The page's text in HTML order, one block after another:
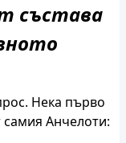
състава
Нека първо
Анчелоти: